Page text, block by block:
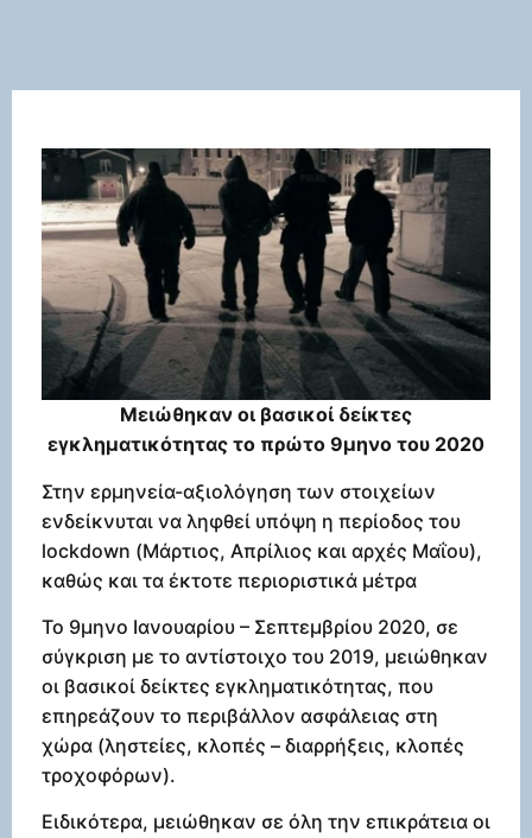
Μειώθηκαν οι βασικοί δείκτες
εγκληματικότητας το πρώτο 9μηνο του 2020
Στην ερμηνεία-αξιολόγηση των στοιχείων
ενδείκνυται να ληφθεί υπόψη η περίοδος του
lockdown (Μάρτιος, Απρίλιος και αρχές Μαΐου),
καθώς και τα έκτοτε περιοριστικά μέτρα
Το 9μηνο Ιανουαρίου – Σεπτεμβρίου 2020, σε
σύγκριση με το αντίστοιχο του 2019, μειώθηκαν
οι βασικοί δείκτες εγκληματικότητας, που
επηρεάζουν το περιβάλλον ασφάλειας στη
χώρα (ληστείες, κλοπές – διαρρήξεις, κλοπές
τροχοφόρων).
Ειδικότερα, μειώθηκαν σε όλη την επικράτεια οι